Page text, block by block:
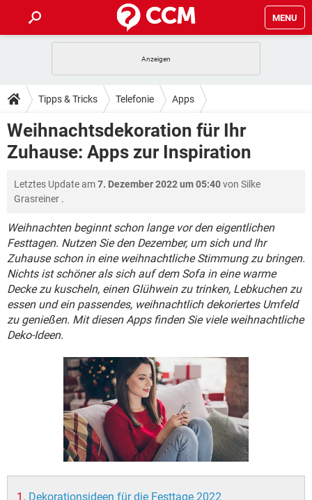
MENU
ANDROID IOS
WINDOWS 10 INSTAGRAM
WHATSAPP TIKTOK
TIPPS & TRICKS
SPIELE STREAMING
ANDROID IOS
INSTAGRAM
WHATSAPP TIKTOK
DOWNLOADS
SPIELE STREAMING
WINDOWS 10
WHATSAPP
FACEBOOK HARDWARE
FORUM
SPIELE STREAMING
WINDOWS 10 INSTAGRAM
WHATSAPP TIKTOK
FACEBOOK HARDWARE
LEXIKON
SPIELE STREAMING
ANDROID IOS
WINDOWS 10 INSTAGRAM
WHATSAPP TIKTOK
FACEBOOK HARDWARE
Tipps & Tricks Telefonie Apps
Weihnachtsdekoration für Ihr
Zuhause: Apps zur Inspiration
Letztes Update am7. Dezember 2022 um 05:40von Silke
Grasreiner .
Weihnachten beginnt schon lange vor den eigentlichen
Festtagen. Nutzen Sie den Dezember, um sich und Ihr
Zuhause schon in eine weihnachtliche Stimmung zu bringen.
Nichts ist schöner als sich auf dem Sofa in eine warme
Decke zu kuscheln, einen Glühwein zu trinken, Lebkuchen zu
essen und ein passendes, weihnachtlich dekoriertes Umfeld
zu genießen. Mit diesen Apps finden Sie viele weihnachtliche
Deko-Ideen.
Dekorationsideen für die Festtage 2022